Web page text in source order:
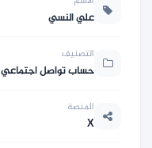
علي النسي
التصنيف
حساب تواصل اجتماعي
المنصة
X